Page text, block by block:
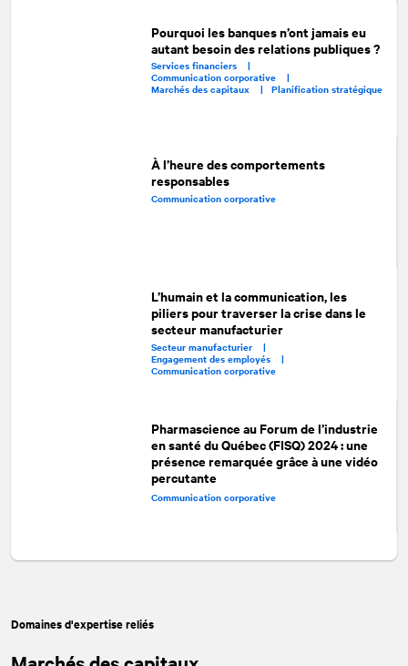
Pourquoi les banques n’ont jamais eu
autant besoin des relations publiques ?
Services financiers |
Communication corporative |
Marchés des capitaux |Planification stratégique
À l’heure des comportements
responsables
Communication corporative
L’humain et la communication, les
piliers pour traverser la crise dans le
secteur manufacturier
Secteur manufacturier |
Engagement des employés |
Communication corporative
Pharmascience au Forum de l’industrie
en santé du Québec (FISQ) 2024 : une
présence remarquée grâce à une vidéo
percutante
Communication corporative
Domaines d'expertise reliés